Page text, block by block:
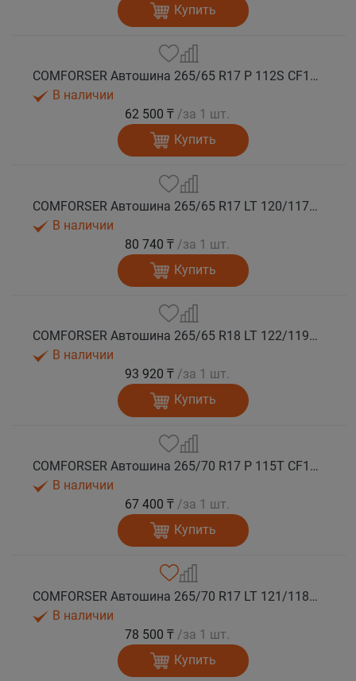
Купить
COMFORSER Автошина 265/65 R17 P 112S CF1100 RWL лето
В наличии
62 500 ₸ /за 1 шт.
Купить
COMFORSER Автошина 265/65 R17 LT 120/117S CF1100 10PR RWL лето
В наличии
80 740 ₸ /за 1 шт.
Купить
COMFORSER Автошина 265/65 R18 LT 122/119S CF1100 10PR RWL лето
В наличии
93 920 ₸ /за 1 шт.
Купить
COMFORSER Автошина 265/70 R17 P 115T CF1100 RWL лето
В наличии
67 400 ₸ /за 1 шт.
Купить
COMFORSER Автошина 265/70 R17 LT 121/118R CF1100 10PR RWL лето
В наличии
78 500 ₸ /за 1 шт.
Купить